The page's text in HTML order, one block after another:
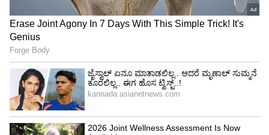
Chatgpt
QWERTY ಯಶಸ್ಸು!
QWERTY ಯಶಸ್ಸು!
ಶೋಲ್ಸ್ ಮತ್ತು ಗ್ಲಿಡನ್ ಟೈಪ್‌ರೈಟರ್‌ಗಳಲ್ಲಿ QWERTY
ವಿನ್ಯಾಸವನ್ನು ಬಳಸಿದ ನಂತರ, ರೆಮಿಂಗ್ಟನ್ ಕಂಪನಿ ಅದನ್ನು
ಅಳವಡಿಸಿಕೊಂಡು 1874ರಲ್ಲಿ ಮಾರುಕಟ್ಟೆಗೆ ತಂದಿತು.
1878ರಲ್ಲಿ ಬಂದ 'ರೆಮಿಂಗ್ಟನ್ ನಂ. 2' ಟೈಪ್‌ರೈಟರ್‌ನ